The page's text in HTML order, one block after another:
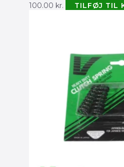
100.00 kr. TILFØJ TIL